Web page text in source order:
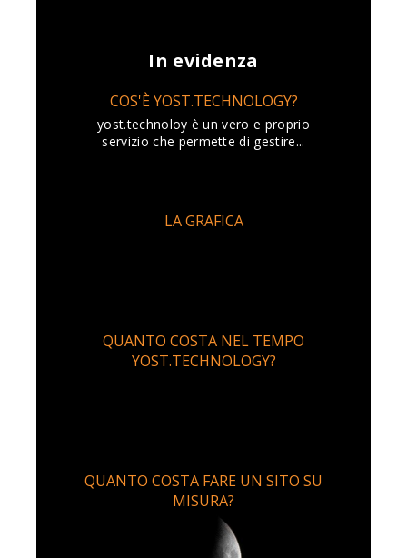
In evidenza
COS'È YOST.TECHNOLOGY?
yost.technoloy è un vero e proprio
servizio che permette di gestire...
LA GRAFICA
QUANTO COSTA NEL TEMPO
YOST.TECHNOLOGY?
QUANTO COSTA FARE UN SITO SU
MISURA?